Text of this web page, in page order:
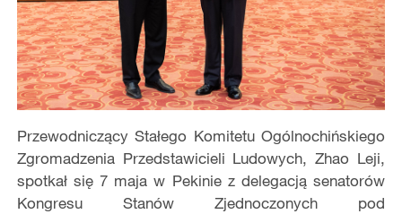
Przewodniczący Stałego Komitetu Ogólnochińskiego
Zgromadzenia Przedstawicieli Ludowych, Zhao Leji,
spotkał się 7 maja w Pekinie z delegacją senatorów
Kongresu Stanów Zjednoczonych pod